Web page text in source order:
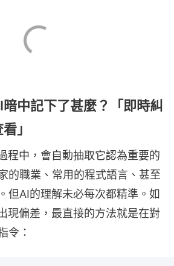
中記下了甚麼？「即時糾
」
程中，會自動抽取它認為重要的
的職業、常用的程式語言、甚至
但AI的理解未必每次都精準。如
現偏差，最直接的方法就是在對
令：